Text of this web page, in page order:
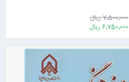
7٬500٬000 ریال
6٬750٬000 ریال